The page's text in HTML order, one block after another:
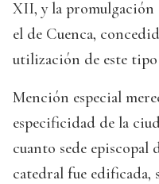
XII, y la promulgación
el de Cuenca,
utilización de este
Mención especial
especificidad de la
cuanto sede episcopal
catedral fue edificada,